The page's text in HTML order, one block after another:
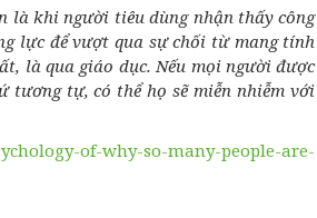
là khi người tiêu dùng nhận thấy công
lực để vượt qua sự chối từ mang tính
là qua giáo dục. Nếu mọi người được
tương tự, có thể họ sẽ miễn nhiễm với
of-why-so-many-people-are-